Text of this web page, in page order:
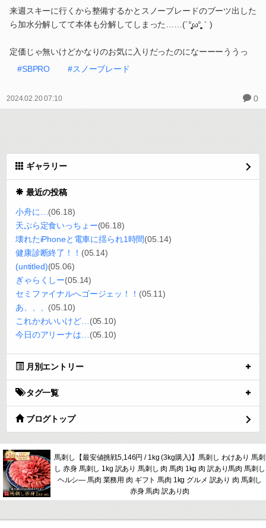
来週スキーに行くから整備するかとスノーブレードのブーツ出した
ら加水分解してて本体も分解してしまった……(´°̥̥̥̥̥̥̥̥ω°̥̥̥̥̥̥̥̥｀)
定価じゃ無いけどかなりのお気に入りだったのになーーーううっ
#SBPRO
#スノーブレード
2024.02.20 07:10 0
ギャラリー
最近の投稿
小舟に… (06.18)
天ぷら定食いっちょー(06.18)
壊れたiPhoneと電車に揺られ1時間(05.14)
健康診断終了！！ (05.14)
(untitled)(05.06)
ぎゃらくしー(05.14)
セミファイナルへゴージェッ！！ (05.11)
あ、、、 (05.10)
これかわいいけど… (05.10)
今日のアリーナは… (05.10)
月別エントリー
タグ一覧
ブログトップ
馬刺し【最安値挑戦5,146円 / 1kg (3kg購入)】馬刺し わけあり 馬刺
し 赤身 馬刺し 1kg 訳あり 馬刺し 肉 馬肉 1kg 肉 訳あり馬肉 馬刺し
ヘルシ― 馬肉 業務用 肉 ギフト 馬肉 1kg グルメ 訳あり 肉 馬刺し
赤身 馬肉 訳あり肉